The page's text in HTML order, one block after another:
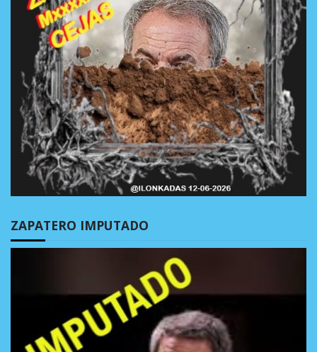
ZAPATERO IMPUTADO